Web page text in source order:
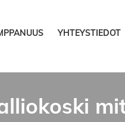
YHTEYSTIEDOT